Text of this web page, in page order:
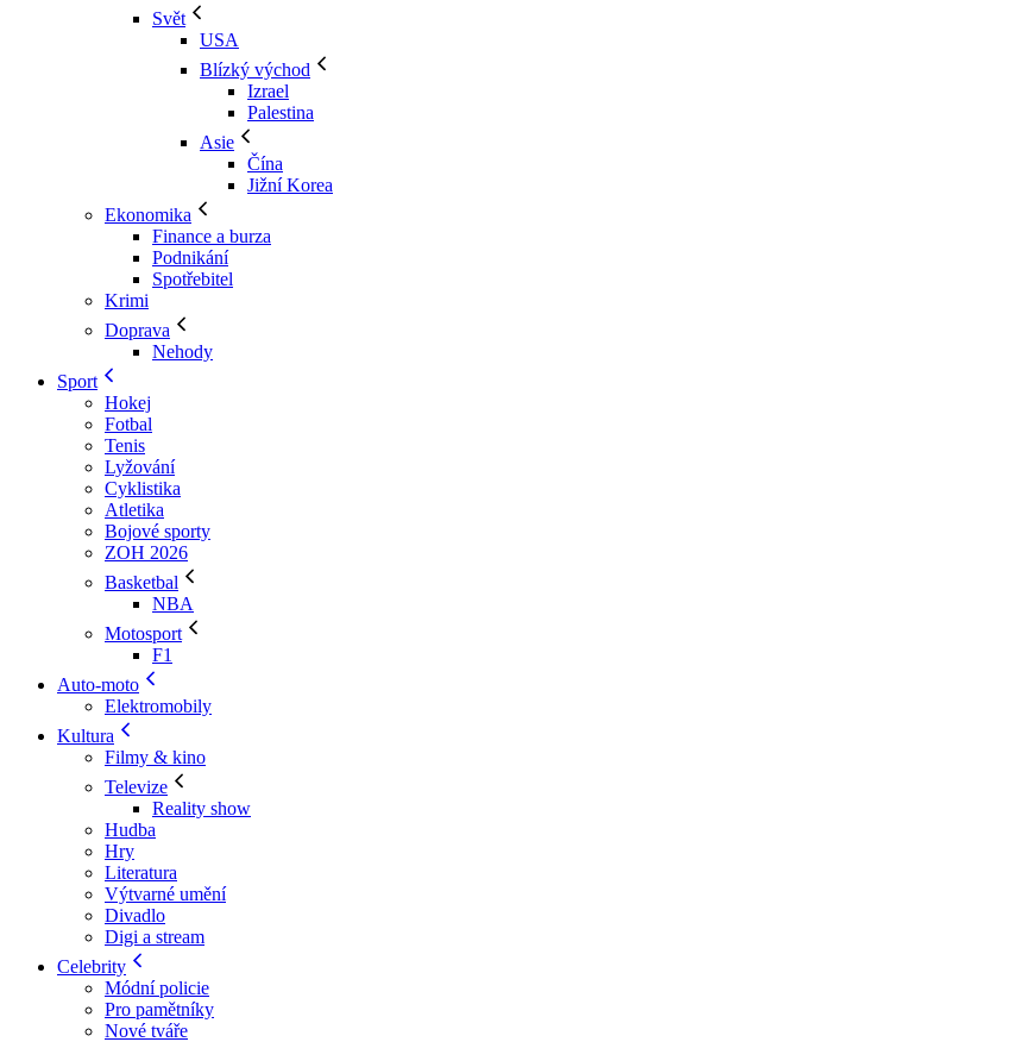
Svět
USA
Blízký východ
Izrael
Palestina
Asie
Čína
Jižní Korea
Ekonomika
Finance a burza
Podnikání
Spotřebitel
Krimi
Doprava
Nehody
Sport
Hokej
Fotbal
Tenis
Lyžování
Cyklistika
Atletika
Bojové sporty
ZOH 2026
Basketbal
NBA
Motosport
F1
Auto-moto
Elektromobily
Kultura
Filmy & kino
Televize
Reality show
Hudba
Hry
Literatura
Výtvarné umění
Divadlo
Digi a stream
Celebrity
Módní policie
Pro pamětníky
Nové tváře